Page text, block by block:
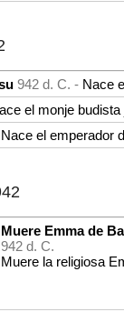
942 d. C. - Nace
el monje
Nace el emperador
Muere Emma de
942 d. C.
Muere la religiosa